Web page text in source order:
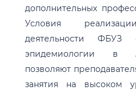
дополнительных
Условия
деятельности
эпидемиологии в
позволяют
занятия на высоком